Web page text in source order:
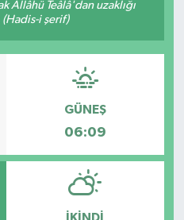
Allâhü Teâlâ'dan uzaklığı
(Hadis-i şerif)
GÜNEŞ
06:09
İKINDI